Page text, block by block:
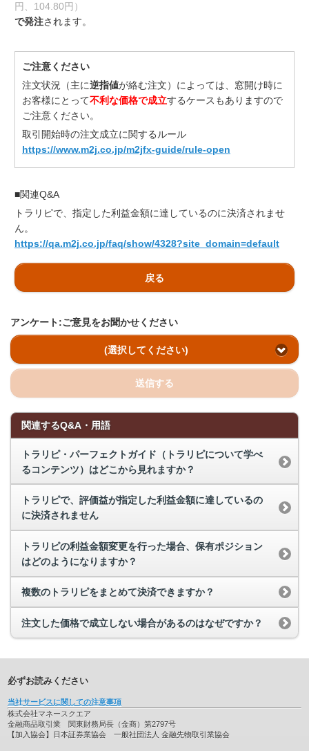
円、104.80円）
で発注されます。
ご注意ください
注文状況（主に逆指値が絡む注文）によっては、窓開け時に
お客様にとって不利な価格で成立するケースもありますので
ご注意ください。
取引開始時の注文成立に関するルール
https://www.m2j.co.jp/m2jfx-guide/rule-open
■関連Q&A
トラリピで、指定した利益金額に達しているのに決済されませ
ん。
https://qa.m2j.co.jp/faq/show/4328?site_domain=default
戻る
アンケート:ご意見をお聞かせください
(選択してください)
送信する
関連するQ&A・用語
トラリピ・パーフェクトガイド（トラリピについて学べ
るコンテンツ）はどこから見れますか？
トラリピで、評価益が指定した利益金額に達しているの
に決済されません
トラリピの利益金額変更を行った場合、保有ポジション
はどのようになりますか？
複数のトラリピをまとめて決済できますか？
注文した価格で成立しない場合があるのはなぜですか？
必ずお読みください
当社サービスに関しての注意事項
株式会社マネースクエア
金融商品取引業 関東財務局長（金商）第2797号
【加入協会】日本証券業協会 一般社団法人 金融先物取引業協会